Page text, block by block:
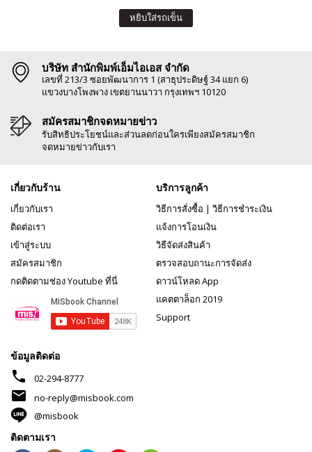
หยิบใส่รถเข็น
บริษัท สำนักพิมพ์เอ็มไอเอส จำกัด
เลขที่ 213/3 ซอยพัฒนาการ 1 (สาธุประดิษฐ์ 34 แยก 6)
แขวงบางโพงพาง เขตยานนาวา กรุงเทพฯ 10120
สมัครสมาชิกจดหมายข่าว
รับสิทธิประโยชน์และส่วนลดก่อนใครเพียงสมัครสมาชิก
จดหมายข่าวกับเรา
เกี่ยวกับร้าน
เกี่ยวกับเรา
ติดต่อเรา
เข้าสู่ระบบ
สมัครสมาชิก
กดติดตามช่อง Youtube ที่นี่
บริการลูกค้า
วิธีการสั่งซื้อ | วิธีการชำระเงิน
แจ้งการโอนเงิน
วิธีจัดส่งสินค้า
ตรวจสอบถานะการจัดส่ง
ดาวน์โหลด App
แคตตาล็อก 2019
Support
ข้อมูลติดต่อ
phone 02-294-8777
mail
no-reply@misbook.com
@misbook
ติดตามเรา